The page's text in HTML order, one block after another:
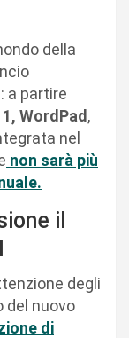
della
: a partire
WordPad,
nel
non sarà più
il
degli
del nuovo
di